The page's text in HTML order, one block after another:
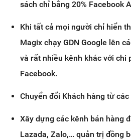
sách chỉ bằng 20% Facebook
Khi tất cả mọi người chỉ hiển
Magix chạy GDN Google lên
và rất nhiều kênh khác với chi
Facebook.
Chuyển đổi Khách hàng từ các
Xây dựng các kênh bán hàng
Lazada, Zalo,… quản trị đồng